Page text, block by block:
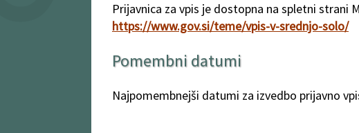
Prijavnica za vpis je dostopna na spletni strani
https://www.gov.si/teme/vpis-v-srednjo-solo/
Pomembni datumi
Najpomembnejši datumi za izvedbo prijavno